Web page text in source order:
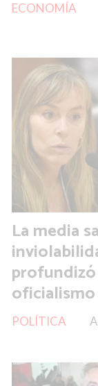
ECONOMÍA
La media
POLÍTICA